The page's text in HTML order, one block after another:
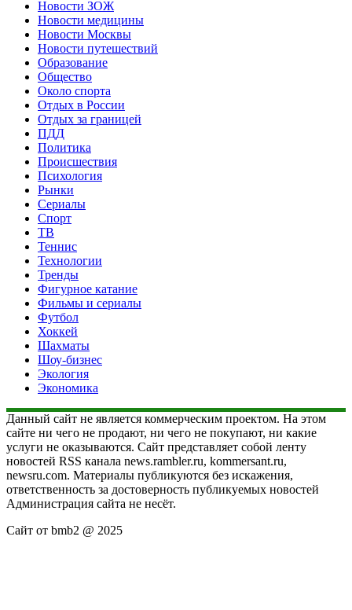
Новости ЗОЖ
Новости медицины
Новости Москвы
Новости путешествий
Образование
Общество
Около спорта
Отдых в России
Отдых за границей
ПДД
Политика
Происшествия
Психология
Рынки
Сериалы
Спорт
ТВ
Теннис
Технологии
Тренды
Фигурное катание
Фильмы и сериалы
Футбол
Хоккей
Шахматы
Шоу-бизнес
Экология
Экономика
Данный сайт не является коммерческим проектом. На этом
сайте ни чего не продают, ни чего не покупают, ни какие
услуги не оказываются. Сайт представляет собой ленту
новостей RSS канала news.rambler.ru, kommersant.ru,
newsru.com. Материалы публикуются без искажения,
ответственность за достоверность публикуемых новостей
Администрация сайта не несёт.
Сайт от bmb2 @ 2025